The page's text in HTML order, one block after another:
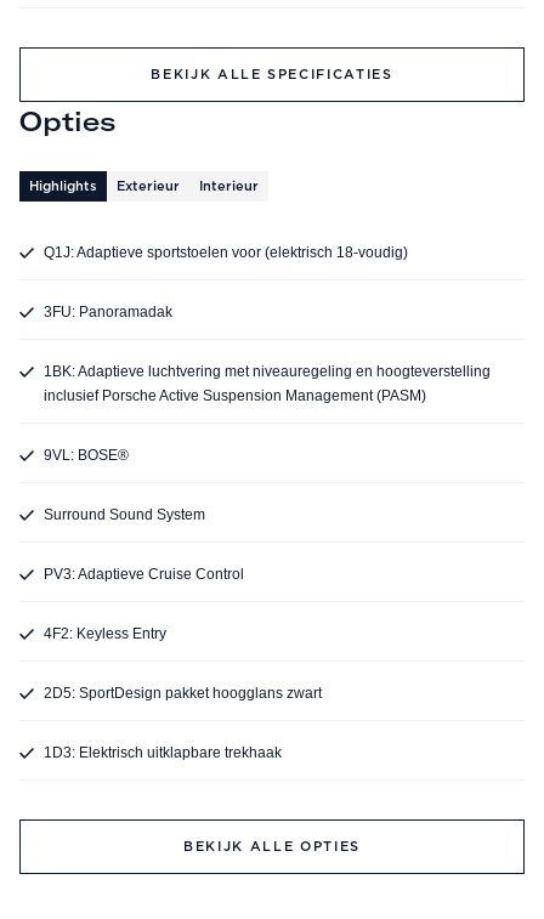
BEKIJK ALLE SPECIFICATIES
Opties
Highlights Exterieur Interieur
Q1J: Adaptieve sportstoelen voor (elektrisch 18-voudig)
3FU: Panoramadak
1BK: Adaptieve luchtvering met niveauregeling en hoogteverstelling
inclusief Porsche Active Suspension Management (PASM)
9VL: BOSE®
Surround Sound System
PV3: Adaptieve Cruise Control
4F2: Keyless Entry
2D5: SportDesign pakket hoogglans zwart
1D3: Elektrisch uitklapbare trekhaak
BEKIJK ALLE OPTIES